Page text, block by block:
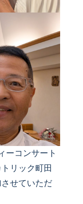
ーコンサート
リック町田
せていただ